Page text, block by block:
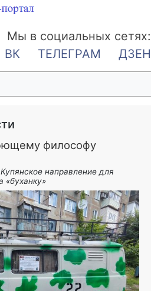
Мы в социальных сетях:
ВК
ТЕЛЕГРАМ ДЗЕН
философу
направление для
«буханку»